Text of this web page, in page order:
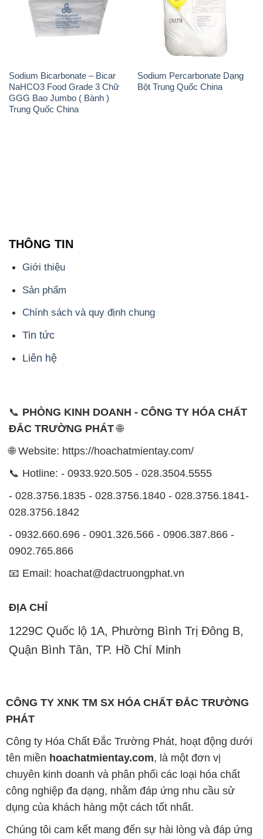
Sodium Bicarbonate – Bicar
NaHCO3 Food Grade 3 Chữ
GGG Bao Jumbo ( Bành )
Trung Quốc China
Sodium Percarbonate Dạng
Bột Trung Quốc China
THÔNG TIN
Giới thiệu
Sản phẩm
Chính sách và quy định chung
Tin tức
Liên hệ
📞 PHÒNG KINH DOANH - CÔNG TY HÓA CHẤT
ĐẮC TRƯỜNG PHÁT🌐
🌐 Website: https://hoachatmientay.com/
📞 Hotline: - 0933.920.505 - 028.3504.5555
- 028.3756.1835 - 028.3756.1840 - 028.3756.1841-
028.3756.1842
- 0932.660.696 - 0901.326.566 - 0906.387.866 -
0902.765.866
📧 Email: hoachat@dactruongphat.vn
ĐỊA CHỈ
1229C Quốc lộ 1A, Phường Bình Trị Đông B,
Quận Bình Tân, TP. Hồ Chí Minh
CÔNG TY XNK TM SX HÓA CHẤT ĐẮC TRƯỜNG
PHÁT
Công ty Hóa Chất Đắc Trường Phát, hoạt động dưới
tên miền hoachatmientay.com, là một đơn vị
chuyên kinh doanh và phân phối các loại hóa chất
công nghiệp đa dạng, nhằm đáp ứng nhu cầu sử
dụng của khách hàng một cách tốt nhất.
Chúng tôi cam kết mang đến sự hài lòng và đáp ứng